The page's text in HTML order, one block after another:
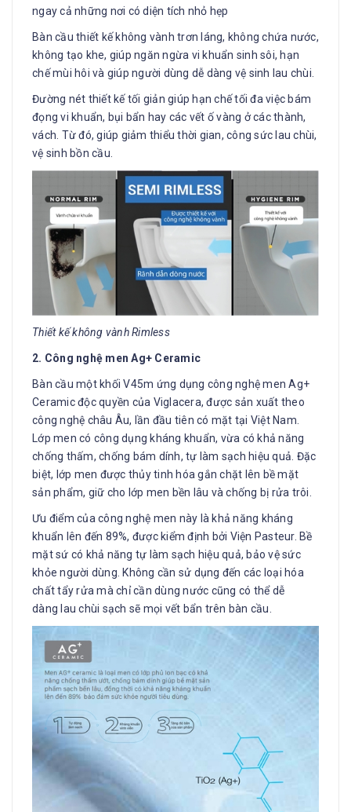
ngay cả những nơi có diện tích nhỏ hẹp
Bàn cầu thiết kế không vành trơn láng, không chứa nước,
không tạo khe, giúp ngăn ngừa vi khuẩn sinh sôi, hạn
chế mùi hôi và giúp người dùng dễ dàng vệ sinh lau chùi.
Đường nét thiết kế tối giản giúp hạn chế tối đa việc bám
đọng vi khuẩn, bụi bẩn hay các vết ố vàng ở các thành,
vách. Từ đó, giúp giảm thiểu thời gian, công sức lau chùi,
vệ sinh bồn cầu.
Thiết kế không vành Rimless
2. Công nghệ men Ag+ Ceramic
Bàn cầu một khối V45m ứng dụng công nghệ men Ag+
Ceramic độc quyền của Viglacera, được sản xuất theo
công nghệ châu Âu, lần đầu tiên có mặt tại Việt Nam.
Lớp men có công dụng kháng khuẩn, vừa có khả năng
chống thấm, chống bám dính, tự làm sạch hiệu quả. Đặc
biệt, lớp men được thủy tinh hóa gắn chặt lên bề mặt
sản phẩm, giữ cho lớp men bền lâu và chống bị rửa trôi.
Ưu điểm của công nghệ men này là khả năng kháng
khuẩn lên đến 89%, được kiểm định bởi Viện Pasteur. Bề
mặt sứ có khả năng tự làm sạch hiệu quả, bảo vệ sức
khỏe người dùng. Không cần sử dụng đến các loại hóa
chất tẩy rửa mà chỉ cần dùng nước cũng có thể dễ
dàng lau chùi sạch sẽ mọi vết bẩn trên bàn cầu.